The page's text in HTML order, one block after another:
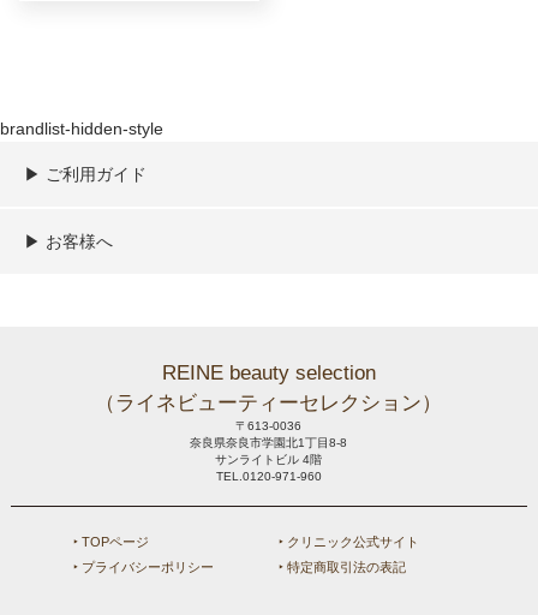
brandlist-hidden-style
▶︎ ご利用ガイド
ご利用ガイド
決済／配送／送料について
取り扱い商品一覧
顧客情報の取扱について
特定商取引法の表記
▶︎ お客様へ
REINE beauty selection
（ライネビューティーセレクション）
〒613-0036
奈良県奈良市学園北1丁目8-8
サンライトビル 4階
TEL.0120-971-960
‣ TOPページ
‣ クリニック公式サイト
‣ プライバシーポリシー
‣ 特定商取引法の表記